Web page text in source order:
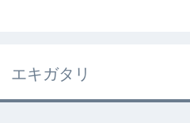
エキガタリ